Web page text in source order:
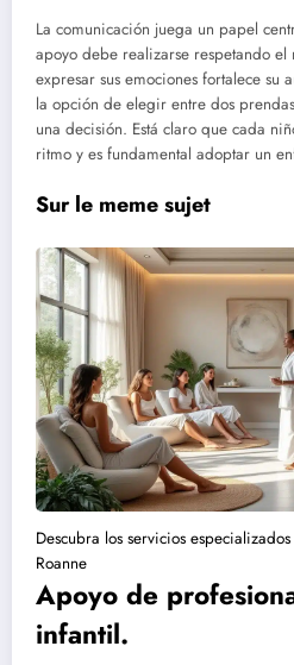
La comunicación juega un papel
apoyo debe realizarse respetando
expresar sus emociones fortalece su
la opción de elegir entre dos
una decisión. Está claro que cada
ritmo y es fundamental adoptar un
Sur le meme sujet
Descubra los servicios
Roanne
Apoyo de
infantil.